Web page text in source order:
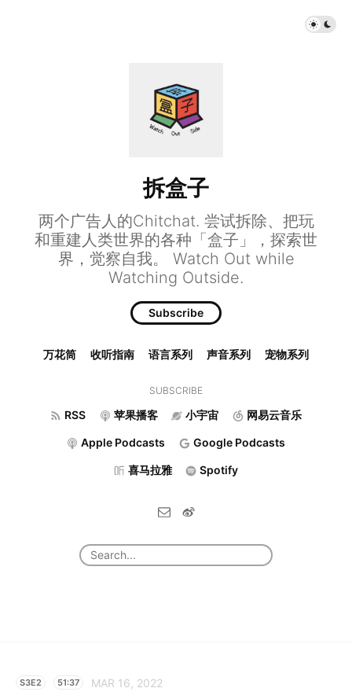
拆盒子
两个广告人的Chitchat. 尝试拆除、把玩
和重建人类世界的各种「盒子」，探索世
界，觉察自我。 Watch Out while
Watching Outside.
Subscribe
万花筒 收听指南 语言系列 声音系列 宠物系列
SUBSCRIBE
RSS 苹果播客 小宇宙 网易云音乐
Apple Podcasts Google Podcasts
喜马拉雅 Spotify
S3E2 51:37 MAR 16, 2022